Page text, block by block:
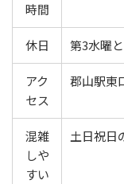
時間
休日 第3水曜
アク
セス
郡山駅東
混雑
しや
すい
土日祝日